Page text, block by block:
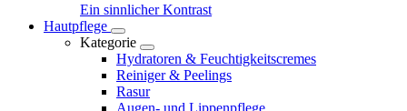
Ein sinnlicher Kontrast
Hautpflege
Kategorie
Hydratoren & Feuchtigkeitscremes
Reiniger & Peelings
Rasur
Augen- und Lippenpflege